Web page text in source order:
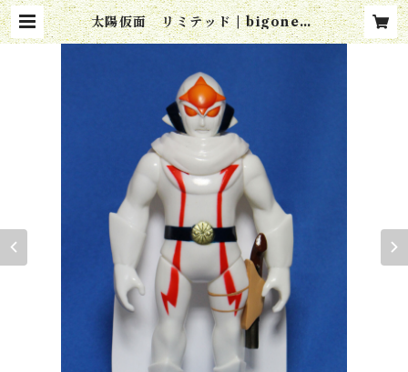
太陽仮面 リミテッド | bigonecr
aft